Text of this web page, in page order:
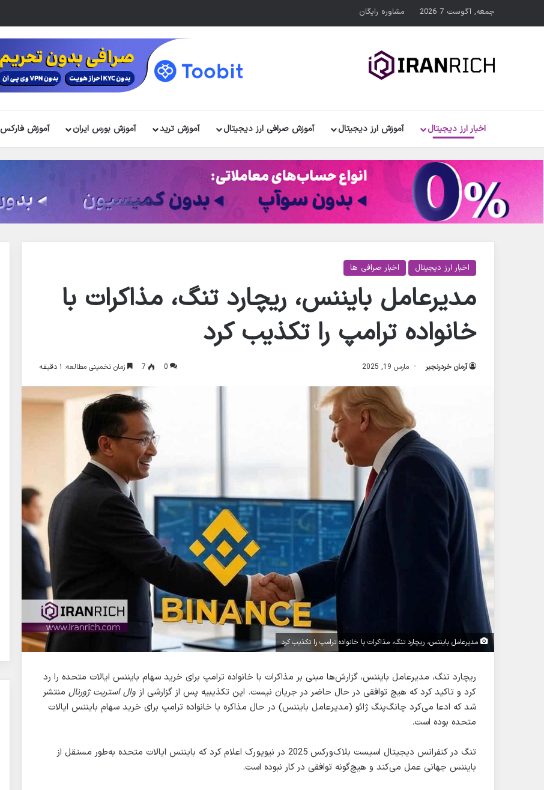
جمعه, آگوست 7 2026 مشاوره رایگان
اخبار ارز دیجیتال آموزش ارز دیجیتال آموزش صرافی ارز دیجیتال آموزش ترید آموزش بورس ایران آموزش فارکس
اخبار ارز دیجیتال اخبار صرافی ها
مدیرعامل بایننس، ریچارد تنگ، مذاکرات با
خانواده ترامپ را تکذیب کرد
آرمان خردرنجبر مارس 19, 2025 0
7 زمان تخمینی مطالعه: ۱ دقیقه
مدیرعامل بایننس، ریچارد تنگ، مذاکرات با خانواده ترامپ را تکذیب کرد
ریچارد تنگ، مدیرعامل بایننس، گزارش‌ها مبنی بر مذاکرات با خانواده ترامپ برای خرید سهام بایننس ایالات متحده را رد
کرد و تاکید کرد که هیچ توافقی در حال حاضر در جریان نیست. این تکذیبیه پس از گزارشی ازوال استریت ژورنال منتشر
شد که ادعا می‌کرد چانگ‌پنگ ژائو (مدیرعامل بایننس) در حال مذاکره با خانواده ترامپ برای خرید سهام بایننس ایالات
متحده بوده است.
تنگ در کنفرانس دیجیتال اسیست بلاک‌ورکس 2025 در نیویورک اعلام کرد که بایننس ایالات متحده به‌طور مستقل از
بایننس جهانی عمل می‌کند و هیچ‌گونه توافقی در کار نبوده است.